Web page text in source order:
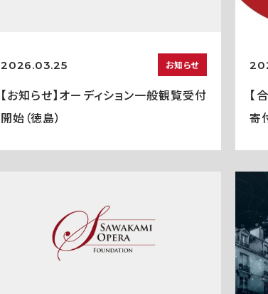
2026.03.25 お知らせ
【お知らせ】オーディション一般観覧受付
開始（徳島）
【
寄